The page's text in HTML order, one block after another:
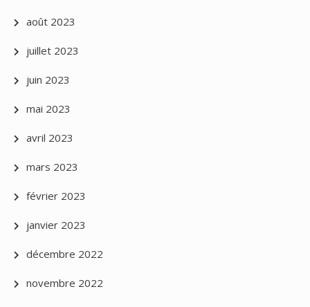
août 2023
juillet 2023
juin 2023
mai 2023
avril 2023
mars 2023
février 2023
janvier 2023
décembre 2022
novembre 2022